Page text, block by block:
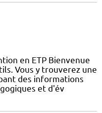
en ETP Bienvenue
Vous y trouverez une
des informations
et d'év